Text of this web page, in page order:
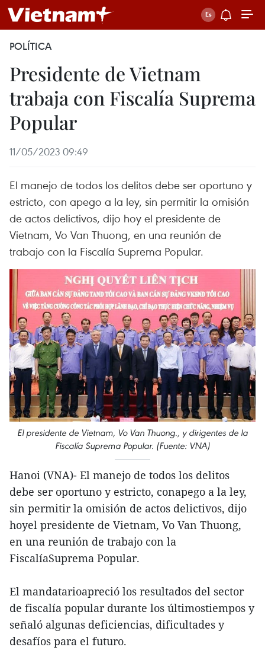
POLÍTICA
Presidente de Vietnam
trabaja con Fiscalía Suprema
Popular
11/05/2023 09:49
El manejo de todos los delitos debe ser oportuno y
estricto, con apego a la ley, sin permitir la omisión
de actos delictivos, dijo hoy el presidente de
Vietnam, Vo Van Thuong, en una reunión de
trabajo con la Fiscalía Suprema Popular.
El presidente de Vietnam, Vo Van Thuong., y dirigentes de la
Fiscalía Suprema Popular. (Fuente: VNA)
Hanoi (VNA)- El manejo de todos los delitos
debe ser oportuno y estricto, conapego a la ley,
sin permitir la omisión de actos delictivos, dijo
hoyel presidente de Vietnam, Vo Van Thuong,
en una reunión de trabajo con la
FiscalíaSuprema Popular.
El mandatarioapreció los resultados del sector
de fiscalía popular durante los últimostiempos y
señaló algunas deficiencias, dificultades y
desafíos para el futuro.